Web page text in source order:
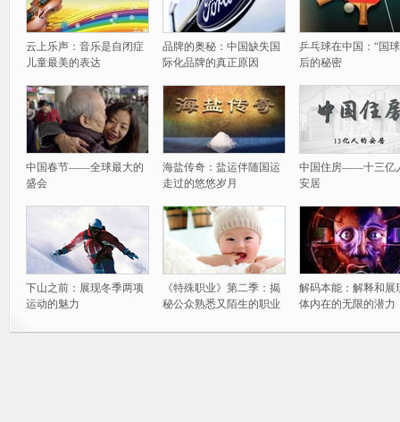
云上乐声：音乐是自闭症
儿童最美的表达
品牌的奥秘：中国缺失国
际化品牌的真正原因
乒乓球在中国：“国
后的秘密
中国春节——全球最大的
盛会
海盐传奇：盐运伴随国运
走过的悠悠岁月
中国住房——十三亿
安居
下山之前：展现冬季两项
运动的魅力
《特殊职业》第二季：揭
秘公众熟悉又陌生的职业
解码本能：解释和展
体内在的无限的潜力